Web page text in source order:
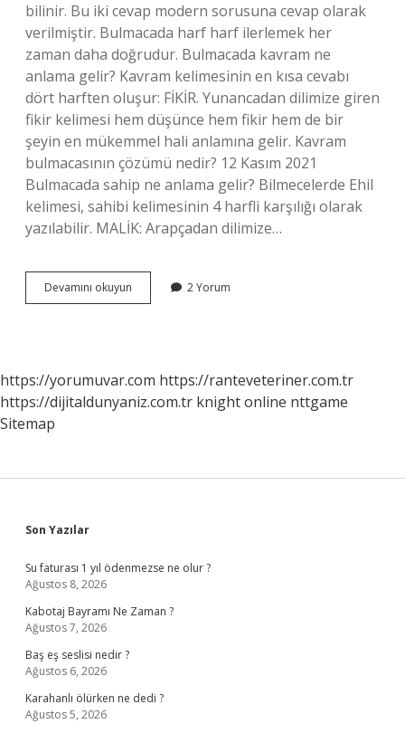
bilinir. Bu iki cevap modern sorusuna cevap olarak
verilmiştir. Bulmacada harf harf ilerlemek her
zaman daha doğrudur. Bulmacada kavram ne
anlama gelir? Kavram kelimesinin en kısa cevabı
dört harften oluşur: FİKİR. Yunancadan dilimize giren
fikir kelimesi hem düşünce hem fikir hem de bir
şeyin en mükemmel hali anlamına gelir. Kavram
bulmacasının çözümü nedir? 12 Kasım 2021
Bulmacada sahip ne anlama gelir? Bilmecelerde Ehil
kelimesi, sahibi kelimesinin 4 harfli karşılığı olarak
yazılabilir. MALİK: Arapçadan dilimize…
Devamını okuyun Bulmacada
Çağdaş
2 Yorum
https://yorumuvar.com https://ranteveteriner.com.tr
https://dijitaldunyaniz.com.tr knight online nttgame
Sitemap
Sidebar
Son Yazılar
Su faturası 1 yıl ödenmezse ne olur ?
Ağustos 8, 2026
Kabotaj Bayramı Ne Zaman ?
Ağustos 7, 2026
Baş eş seslisi nedir ?
Ağustos 6, 2026
Karahanlı ölürken ne dedi ?
Ağustos 5, 2026